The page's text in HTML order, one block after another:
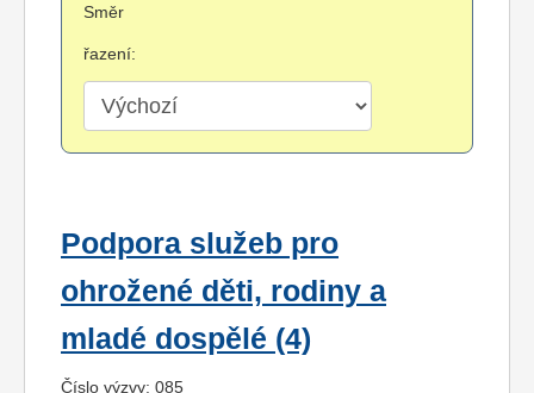
Směr
řazení:
Podpora služeb pro
ohrožené děti, rodiny a
mladé dospělé (4)
Číslo výzvy: 085